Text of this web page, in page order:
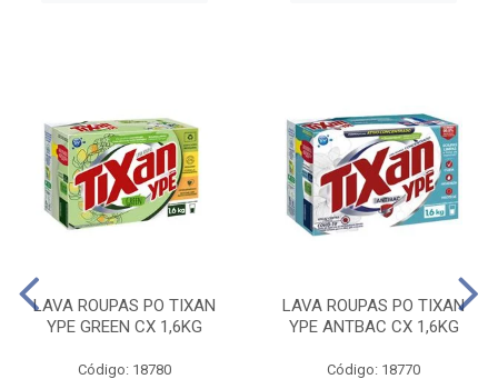
LAVA ROUPAS PO TIXAN
YPE GREEN CX 1,6KG
Código: 18780
LAVA ROUPAS PO TIXAN
YPE ANTBAC CX 1,6KG
Código: 18770